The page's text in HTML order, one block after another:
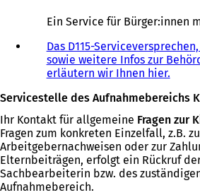
f
n
e
t
n
e
i
n
e
m
n
Ein Service für Bürger:innen
Das D115-
sowie weitere Infos zur
erläutern wir Ihnen hier.
Servicestelle des Aufnahmebereichs
Ihr Kontakt für allgemeine Fragen zur
Fragen zum konkreten Einzelfall, z.B.
Arbeitgebernachweisen oder zur
Elternbeiträgen, erfolgt ein Rückruf
Sachbearbeiterin bzw. des
Aufnahmebereich.